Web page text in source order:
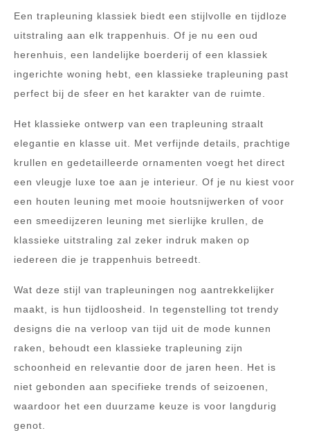
Een trapleuning klassiek biedt een stijlvolle en tijdloze
uitstraling aan elk trappenhuis. Of je nu een oud
herenhuis, een landelijke boerderij of een klassiek
ingerichte woning hebt, een klassieke trapleuning past
perfect bij de sfeer en het karakter van de ruimte.
Het klassieke ontwerp van een trapleuning straalt
elegantie en klasse uit. Met verfijnde details, prachtige
krullen en gedetailleerde ornamenten voegt het direct
een vleugje luxe toe aan je interieur. Of je nu kiest voor
een houten leuning met mooie houtsnijwerken of voor
een smeedijzeren leuning met sierlijke krullen, de
klassieke uitstraling zal zeker indruk maken op
iedereen die je trappenhuis betreedt.
Wat deze stijl van trapleuningen nog aantrekkelijker
maakt, is hun tijdloosheid. In tegenstelling tot trendy
designs die na verloop van tijd uit de mode kunnen
raken, behoudt een klassieke trapleuning zijn
schoonheid en relevantie door de jaren heen. Het is
niet gebonden aan specifieke trends of seizoenen,
waardoor het een duurzame keuze is voor langdurig
genot.